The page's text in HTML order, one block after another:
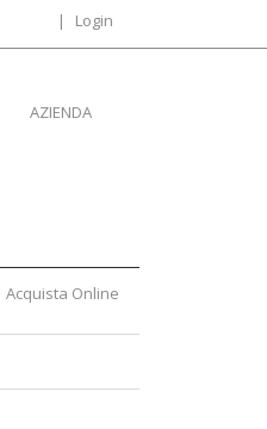
| Login
AZIENDA
Acquista Online